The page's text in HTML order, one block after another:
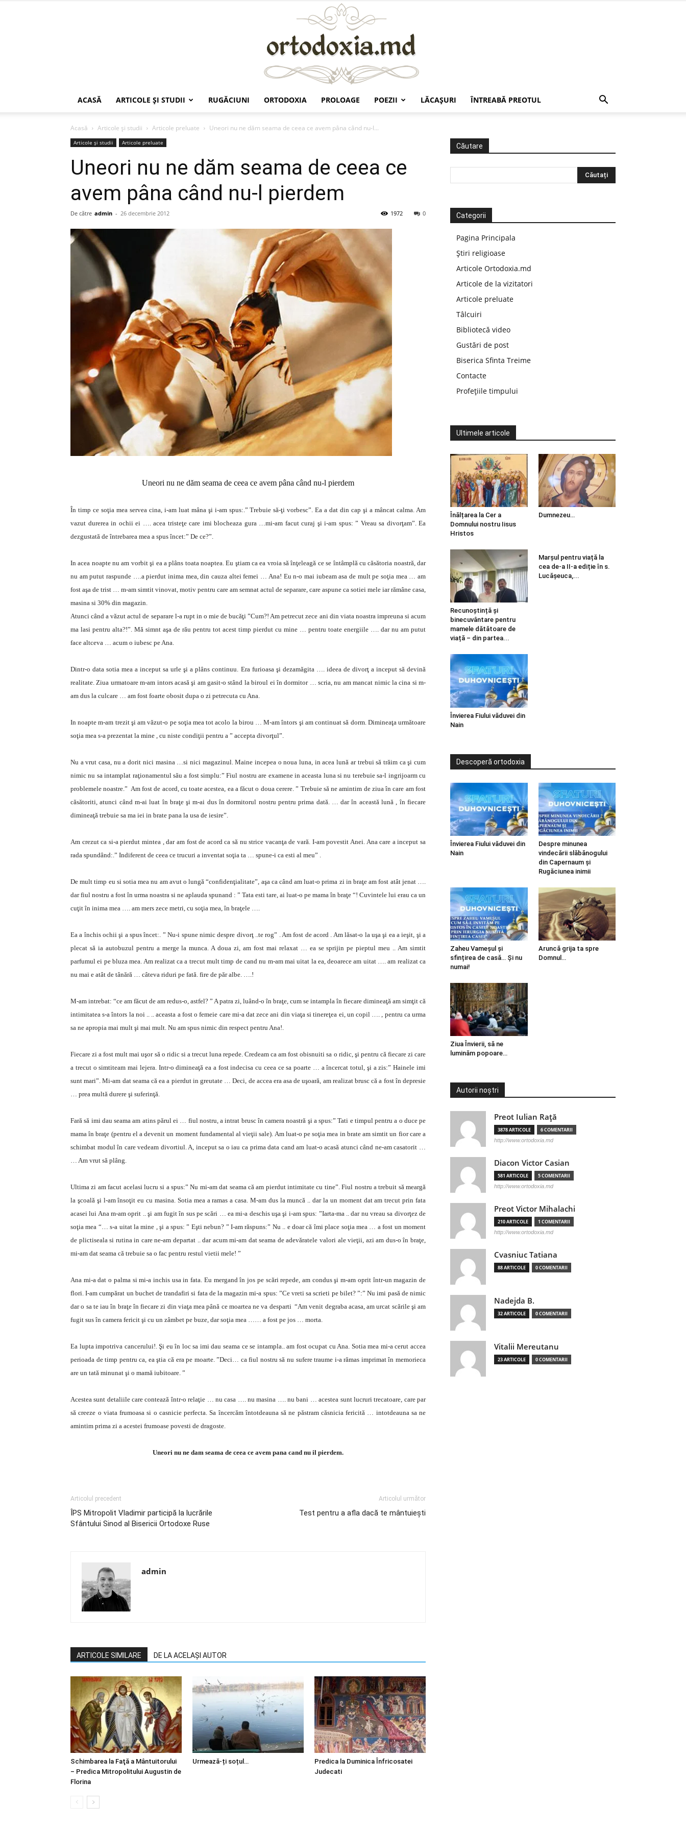
ACASĂ ARTICOLE ŞI STUDII RUGĂCIUNI ORTODOXIA PROLOAGE POEZII LĂCAŞURI ÎNTREABĂ PREOTUL
Acasă Articole şi studii Articole preluate Uneori nu ne dăm seama de ceea ce avem pâna când nu-l...
Articole şi studii Articole preluate
Uneori nu ne dăm seama de ceea ce
avem pâna când nu-l pierdem
De către admin - 26 decembrie 2012 0
1972
Uneori nu ne dăm seama de ceea ce avem pâna când nu-l pierdem
În timp ce soţia mea servea cina, i-am luat mâna şi i-am spus:.” Trebuie să-ţi vorbesc”. Ea a dat din cap şi a mâncat calma. Am
vazut durerea in ochii ei …. acea tristeţe care imi blocheaza gura …mi-am facut curaj şi i-am spus: ” Vreau sa divorţam”. Ea
dezgustată de întrebarea mea a spus încet:” De ce?”.
In acea noapte nu am vorbit şi ea a plâns toata noaptea. Eu ştiam ca ea vroia să înţeleagă ce se întâmplă cu căsătoria noastră, dar
nu am putut raspunde ….a pierdut inima mea, din cauza altei femei … Ana! Eu n-o mai iubeam asa de mult pe soţia mea … am
fost aşa de trist … m-am simtit vinovat, motiv pentru care am semnat actul de separare, care aspune ca sotiei mele iar rămâne casa,
masina si 30% din magazin.
Atunci când a văzut actul de separare l-a rupt in o mie de bucăţi ”Cum?! Am petrecut zece ani din viata noastra impreuna si acum
ma lasi pentru alta?!”. Mă simnt aşa de rău pentru tot acest timp pierdut cu mine … pentru toate energiile …. dar nu am putut
face altceva … acum o iubesc pe Ana.
Dintr-o data sotia mea a inceput sa urle şi a plâns continuu. Era furioasa şi dezamăgita …. ideea de divorţ a inceput să devină
realitate. Ziua urmatoare m-am intors acasă şi am gasit-o stând la biroul ei în dormitor … scria, nu am mancat nimic la cina si m-
am dus la culcare … am fost foarte obosit dupa o zi petrecuta cu Ana.
In noapte m-am trezit şi am văzut-o pe soţia mea tot acolo la birou … M-am întors şi am continuat să dorm. Dimineaţa următoare
soţia mea s-a prezentat la mine , cu niste condiţii pentru a ” accepta divorţul”.
Nu a vrut casa, nu a dorit nici masina …si nici magazinul. Maine incepea o noua luna, in acea lună ar trebui să trăim ca şi cum
nimic nu sa intamplat raţionamentul său a fost simplu:” Fiul nostru are examene in aceasta luna si nu terebuie sa-l ingrijoarm cu
problemele noastre.” Am fost de acord, cu toate acestea, ea a făcut o doua cerere. ” Trebuie să ne amintim de ziua în care am fost
căsătoriti, atunci când m-ai luat în braţe şi m-ai dus în dormitorul nostru pentru prima dată. … dar în această lună , în fiecare
dimineaţă trebuie sa ma iei in brate pana la usa de iesire”.
Am crezut ca si-a pierdut mintea , dar am fost de acord ca să nu strice vacanţa de vară. I-am povestit Anei. Ana care a inceput sa
rada spundând:.” Indiferent de ceea ce trucuri a inventat soţia ta … spune-i ca esti al meu” .
De mult timp eu si sotia mea nu am avut o lungă “confidenţialitate”, aşa ca când am luat-o prima zi in braţe am fost atât jenat ….
dar fiul nostru a fost în urma noastra si ne aplauda spunand : ” Tata esti tare, ai luat-o pe mama în braţe “! Cuvintele lui erau ca un
cuţit în inima mea …. am mers zece metri, cu soţia mea, în braţele ….
Ea a închis ochii şi a spus încet:. ” Nu-i spune nimic despre divorţ ..te rog” . Am fost de acord . Am lăsat-o la uşa şi ea a ieşit, şi a
plecat să ia autobuzul pentru a merge la munca. A doua zi, am fost mai relaxat … ea se sprijin pe pieptul meu .. Am simtit
parfumul ei pe bluza mea. Am realizat ca a trecut mult timp de cand nu m-am mai uitat la ea, deoarece am uitat …. am realizat ca
nu mai e atât de tânără … câteva riduri pe fată. fire de păr albe. ….!
M-am intrebat: “ce am făcut de am redus-o, astfel? ” A patra zi, luând-o în braţe, cum se intampla în fiecare dimineaţă am simţit că
intimitatea s-a întors la noi .. .. aceasta a fost o femeie care mi-a dat zece ani din viaţa si tinereţea ei, un copil …. , pentru ca urma
sa ne apropia mai mult şi mai mult. Nu am spus nimic din respect pentru Ana!.
Fiecare zi a fost mult mai uşor să o ridic si a trecut luna repede. Credeam ca am fost obisnuiti sa o ridic, şi pentru că fiecare zi care
a trecut o simtiteam mai lejera. Intr-o dimineaţă ea a fost indecisa cu ceea ce sa poarte … a încercat totul, şi a zis:” Hainele imi
sunt mari”. Mi-am dat seama că ea a pierdut in greutate … Deci, de accea era asa de uşoară, am realizat brusc că a fost în depresie
… prea multă durere şi suferinţă.
Fară să imi dau seama am atins părul ei … fiul nostru, a intrat brusc în camera noastră şi a spus:” Tati e timpul pentru a o duce pe
mama în braţe (pentru el a devenit un moment fundamental al vieţii sale). Am luat-o pe soţia mea in brate am simtit un fior care a
schimbat modul în care vedeam divortiul. A, inceput sa o iau ca prima data cand am luat-o acasă atunci când ne-am casatorit …
… Am vrut să plâng.
Ultima zi am facut acelasi lucru si a spus:” Nu mi-am dat seama că am pierdut intimitate cu tine”. Fiul nostru a trebuit să meargă
la şcoală şi l-am însoţit eu cu masina. Sotia mea a ramas a casa. M-am dus la muncă .. dar la un moment dat am trecut prin fata
acasei lui Ana m-am oprit .. şi am fugit în sus pe scări … ea mi-a deschis uşa şi i-am spus: ”Iarta-ma .. dar nu vreau sa divorţez de
soţia mea “… s-a uitat la mine , şi a spus: ” Eşti nebun? ” I-am răspuns:” Nu .. e doar că îmi place soţia mea … a fost un moment
de plictiseala si rutina in care ne-am departat .. dar acum mi-am dat seama de adevăratele valori ale vieţii, azi am dus-o în braţe,
mi-am dat seama că trebuie sa o fac pentru restul vietii mele! ”
Ana mi-a dat o palma si mi-a inchis usa in fata. Eu mergand în jos pe scări repede, am condus şi m-am oprit într-un magazin de
flori. I-am cumpărat un buchet de trandafiri si fata de la magazin mi-a spus: ”Ce vreti sa scrieti pe bilet? ”:” Nu imi pasă de nimic
dar o sa te iau în braţe în fiecare zi din viaţa mea până ce moartea ne va desparti “Am venit degraba acasa, am urcat scările şi am
fugit sus în camera fericit şi cu un zâmbet pe buze, dar soţia mea …… a fost pe jos … morta.
Ea lupta impotriva cancerului!. Şi eu în loc sa imi dau seama ce se intampla.. am fost ocupat cu Ana. Sotia mea mi-a cerut accea
perioada de timp pentru ca, ea ştia că era pe moarte. ”Deci… ca fiul nostru să nu sufere traume i-a rămas imprimat în memorieca
are un tată minunat şi o mamă iubitoare. ”
Acestea sunt detaliile care contează într-o relaţie … nu casa …. nu masina …. nu bani … acestea sunt lucruri trecatoare, care par
să creeze o viata frumoasa si o casnicie perfecta. Sa încercăm întotdeauna să ne păstram căsnicia fericită … intotdeauna sa ne
amintim prima zi a acestei frumoase povesti de dragoste.
Uneori nu ne dam seama de ceea ce avem pana cand nu il pierdem.
Articolul precedent
ÎPS Mitropolit Vladimir participă la lucrările
Sfântului Sinod al Bisericii Ortodoxe Ruse
Articolul următor
Test pentru a afla dacă te mântuiești
admin
ARTICOLE SIMILARE DE LA ACELAȘI AUTOR
Schimbarea la Faţă a Mântuitorului
– Predica Mitropolitului Augustin de
Florina
Urmează-ți soțul…
Predica la Duminica Înfricosatei
Judecati
Căutare
Categorii
Pagina Principala
Știri religioase
Articole Ortodoxia.md
Articole de la vizitatori
Articole preluate
Tâlcuiri
Bibliotecă video
Gustări de post
Biserica Sfinta Treime
Contacte
Profețiile timpului
Ultimele articole
Înălțarea la Cer a
Domnului nostru Iisus
Hristos
Dumnezeu…
Recunoștință și
binecuvântare pentru
mamele dătătoare de
viață – din partea...
Marșul pentru viață la
cea de-a II-a ediție în s.
Lucășeuca,...
Învierea Fiului văduvei din
Nain
Descoperă ortodoxia
Învierea Fiului văduvei din
Nain
Despre minunea
vindecării slăbănogului
din Capernaum și
Rugăciunea inimii
Zaheu Vameșul și
sfințirea de casă… Și nu
numai!
Aruncă grija ta spre
Domnul…
Ziua Învierii, să ne
luminăm popoare…
Autorii noștri
Preot Iulian Raţă
3878 ARTICOLE 6 COMENTARII
http://www.ortodoxia.md
Diacon Victor Casian
581 ARTICOLE 5 COMENTARII
http://www.ortodoxia.md
Preot Victor Mihalachi
210 ARTICOLE 1 COMENTARII
http://www.ortodoxia.md
Cvasniuc Tatiana
88 ARTICOLE 0 COMENTARII
Nadejda B.
32 ARTICOLE 0 COMENTARII
Vitalii Mereutanu
23 ARTICOLE 0 COMENTARII